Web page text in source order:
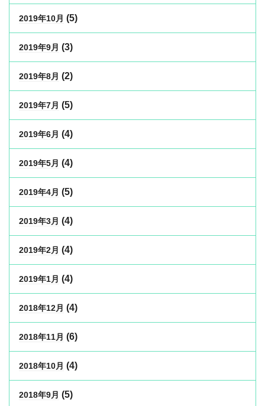
2019年10月 (5)
2019年9月 (3)
2019年8月 (2)
2019年7月 (5)
2019年6月 (4)
2019年5月 (4)
2019年4月 (5)
2019年3月 (4)
2019年2月 (4)
2019年1月 (4)
2018年12月 (4)
2018年11月 (6)
2018年10月 (4)
2018年9月 (5)